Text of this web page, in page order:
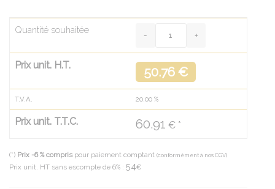
Quantité souhaitée
Prix unit. H.T. 50.76 €
T.V.A. 20.00 %
Prix unit. T.T.C. 60.91 € *
(*) Prix -6 % compris pour paiement comptant (conformément à nos CGV)
Prix unit. HT sans escompte de 6% : 54€